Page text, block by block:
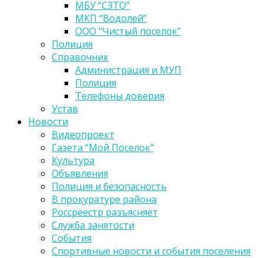
МБУ “СЗТО”
МКП “Водолей”
ООО “Чистый поселок”
Полиция
Справочник
Администрация и МУП
Полиция
Телефоны доверия
Устав
Новости
Видеопроект
Газета “Мой Поселок”
Культура
Объявления
Полиция и безопасность
В прокуратуре района
Россреестр разъясняет
Служба занятости
События
Спортивные новости и события поселения